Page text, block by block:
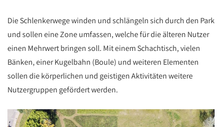
Die Schlenkerwege winden und schlängeln sich durch den Park
und sollen eine Zone umfassen, welche für die älteren Nutzer
einen Mehrwert bringen soll. Mit einem Schachtisch, vielen
Bänken, einer Kugelbahn (Boule) und weiteren Elementen
sollen die körperlichen und geistigen Aktivitäten weitere
Nutzergruppen gefördert werden.